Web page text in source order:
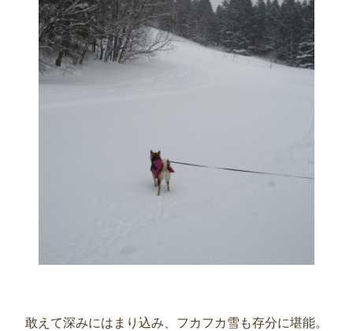
敢えて深みにはまり込み、フカフカ雪も存分に堪能。